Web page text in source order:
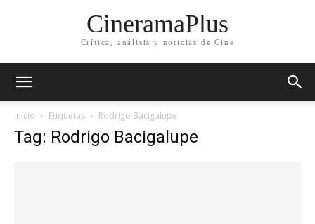
CineramaPlus
Crítica, análisis y noticias de Cine
Inicio Etiquetas Rodrigo Bacigalupe
Tag: Rodrigo Bacigalupe